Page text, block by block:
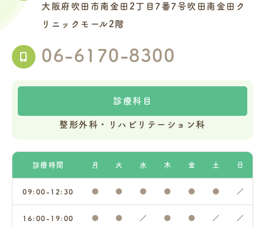
大阪府吹田市南金田2丁目7番7号吹田南金田ク
リニックモール2階
06-6170-8300
診療科目
整形外科・リハビリテーション科
診療時間 月 火 水 木 金 土 日
09:00-12:30 ● ● ● ● ● ● ／
16:00-19:00 ● ● ／ ● ● ／ ／